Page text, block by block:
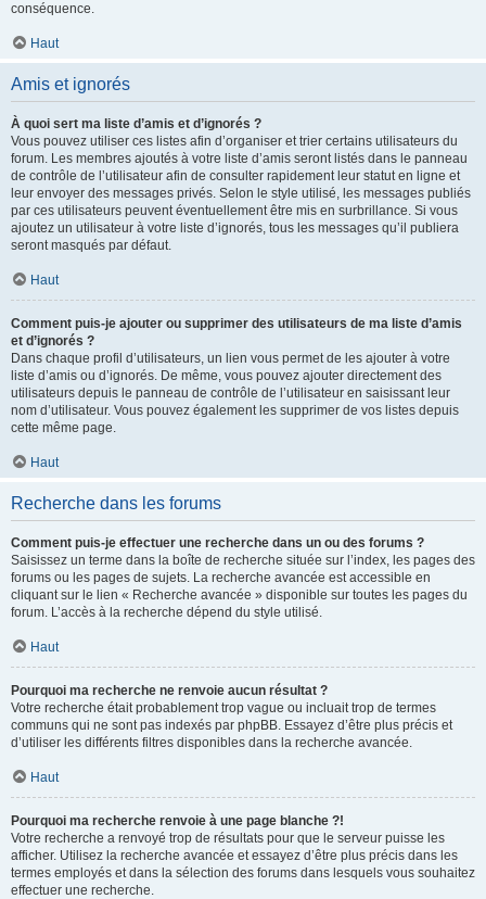
conséquence.
Haut
Amis et ignorés
À quoi sert ma liste d’amis et d’ignorés ?
Vous pouvez utiliser ces listes afin d’organiser et trier certains utilisateurs du
forum. Les membres ajoutés à votre liste d’amis seront listés dans le panneau
de contrôle de l’utilisateur afin de consulter rapidement leur statut en ligne et
leur envoyer des messages privés. Selon le style utilisé, les messages publiés
par ces utilisateurs peuvent éventuellement être mis en surbrillance. Si vous
ajoutez un utilisateur à votre liste d’ignorés, tous les messages qu’il publiera
seront masqués par défaut.
Haut
Comment puis-je ajouter ou supprimer des utilisateurs de ma liste d’amis
et d’ignorés ?
Dans chaque profil d’utilisateurs, un lien vous permet de les ajouter à votre
liste d’amis ou d’ignorés. De même, vous pouvez ajouter directement des
utilisateurs depuis le panneau de contrôle de l’utilisateur en saisissant leur
nom d’utilisateur. Vous pouvez également les supprimer de vos listes depuis
cette même page.
Haut
Recherche dans les forums
Comment puis-je effectuer une recherche dans un ou des forums ?
Saisissez un terme dans la boîte de recherche située sur l’index, les pages des
forums ou les pages de sujets. La recherche avancée est accessible en
cliquant sur le lien « Recherche avancée » disponible sur toutes les pages du
forum. L’accès à la recherche dépend du style utilisé.
Haut
Pourquoi ma recherche ne renvoie aucun résultat ?
Votre recherche était probablement trop vague ou incluait trop de termes
communs qui ne sont pas indexés par phpBB. Essayez d’être plus précis et
d’utiliser les différents filtres disponibles dans la recherche avancée.
Haut
Pourquoi ma recherche renvoie à une page blanche ?!
Votre recherche a renvoyé trop de résultats pour que le serveur puisse les
afficher. Utilisez la recherche avancée et essayez d’être plus précis dans les
termes employés et dans la sélection des forums dans lesquels vous souhaitez
effectuer une recherche.